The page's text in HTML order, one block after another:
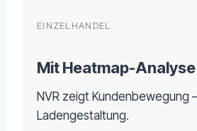
EINZELHANDEL
Mit Heatmap-Analyse
NVR zeigt
Ladengestaltung.